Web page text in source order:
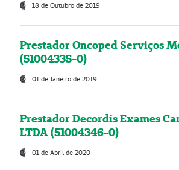
18 de Outubro de 2019
Prestador Oncoped Serviços
(51004335-0)
01 de Janeiro de 2019
Prestador Decordis Exames
LTDA (51004346-0)
01 de Abril de 2020